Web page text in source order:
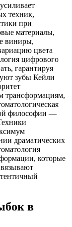
техник,
при
материалы,
виниры,
цвета
цифрового
гарантируя
зубы Кейли
трансформациям,
философии —
драматических
которые
в